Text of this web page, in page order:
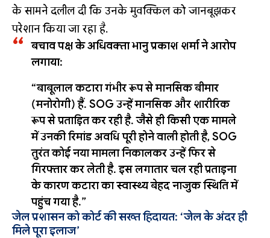
के सामने दलील दी कि उनके मुवक्किल को जानबूझकर
परेशान किया जा रहा है.
बचाव पक्ष के अधिवक्ता भानु प्रकाश शर्मा ने आरोप
लगाया:
“बाबूलाल कटारा गंभीर रूप से मानसिक बीमार
(मनोरोगी) हैं. SOG उन्हें मानसिक और शारीरिक
रूप से प्रताड़ित कर रही है. जैसे ही किसी एक मामले
में उनकी रिमांड अवधि पूरी होने वाली होती है, SOG
तुरंत कोई नया मामला निकालकर उन्हें फिर से
गिरफ्तार कर लेती है. इस लगातार चल रही प्रताड़ना
के कारण कटारा का स्वास्थ्य बेहद नाजुक स्थिति में
पहुंच गया है.”
जेल प्रशासन को कोर्ट की सख्त हिदायत: ‘जेल के अंदर ही
मिले पूरा इलाज’